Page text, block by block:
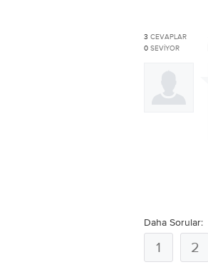
3 CEVAPLAR
0 SEVIYOR
Daha Sorular:
1 2